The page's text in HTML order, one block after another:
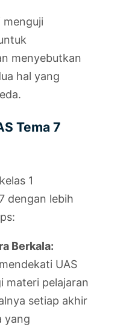
menguji
menyebutkan
hal yang
Tema 7
1
dengan lebih
Berkala:
UAS
materi pelajaran
setiap akhir
yang